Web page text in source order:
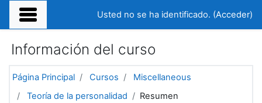
Salta al contenido principal
Usted no se ha identificado. (Acceder)
Información del curso
Página Principal Cursos
Miscellaneous
Teoría de la personalidad
Resumen